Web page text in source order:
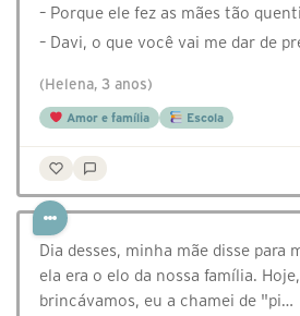
– Porque ele fez as mães tão
– Davi, o que você vai me dar de
(Helena, 3 anos)
Amor e família Escola
Dia desses, minha mãe disse para
ela era o elo da nossa família.
brincávamos, eu a chamei de "pi…